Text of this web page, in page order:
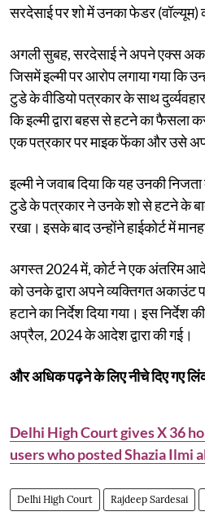
सरदेसाई पर शो में उनका फेडर
अगली सुबह, सरदेसाई ने अपने एक्स
जिसमें इल्मी पर आरोप लगाया गया कि
टुडे के वीडियो पत्रकार के साथ
कि इल्मी द्वारा बहस से हटने का फैसला
एक पत्रकार पर माइक फेंका और उसे
इल्मी ने जवाब दिया कि यह उनकी
टुडे के पत्रकार ने उनके शो से हटने के बाद
रखा। इसके बाद उन्होंने हाईकोर्ट में
अगस्त 2024 में, कोर्ट ने एक अंतरिम
को उनके द्वारा अपने व्यक्तिगत अकाउंट
हटाने का निर्देश दिया गया। इस निर्देश
अप्रैल, 2024 के आदेश द्वारा की गई।
और अधिक पढ़ने के लिए नीचे दिए गए
Delhi High Court gives X 36
users who posted Shazia Ilmi
Delhi High Court Rajdeep Sardesai